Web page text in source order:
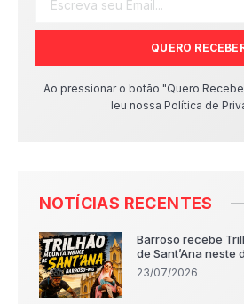
QUERO
Ao pressionar o botão "Quero
leu nossa Política de
NOTÍCIAS RECENTES
Barroso recebe
de Sant’Ana neste
23/07/2026